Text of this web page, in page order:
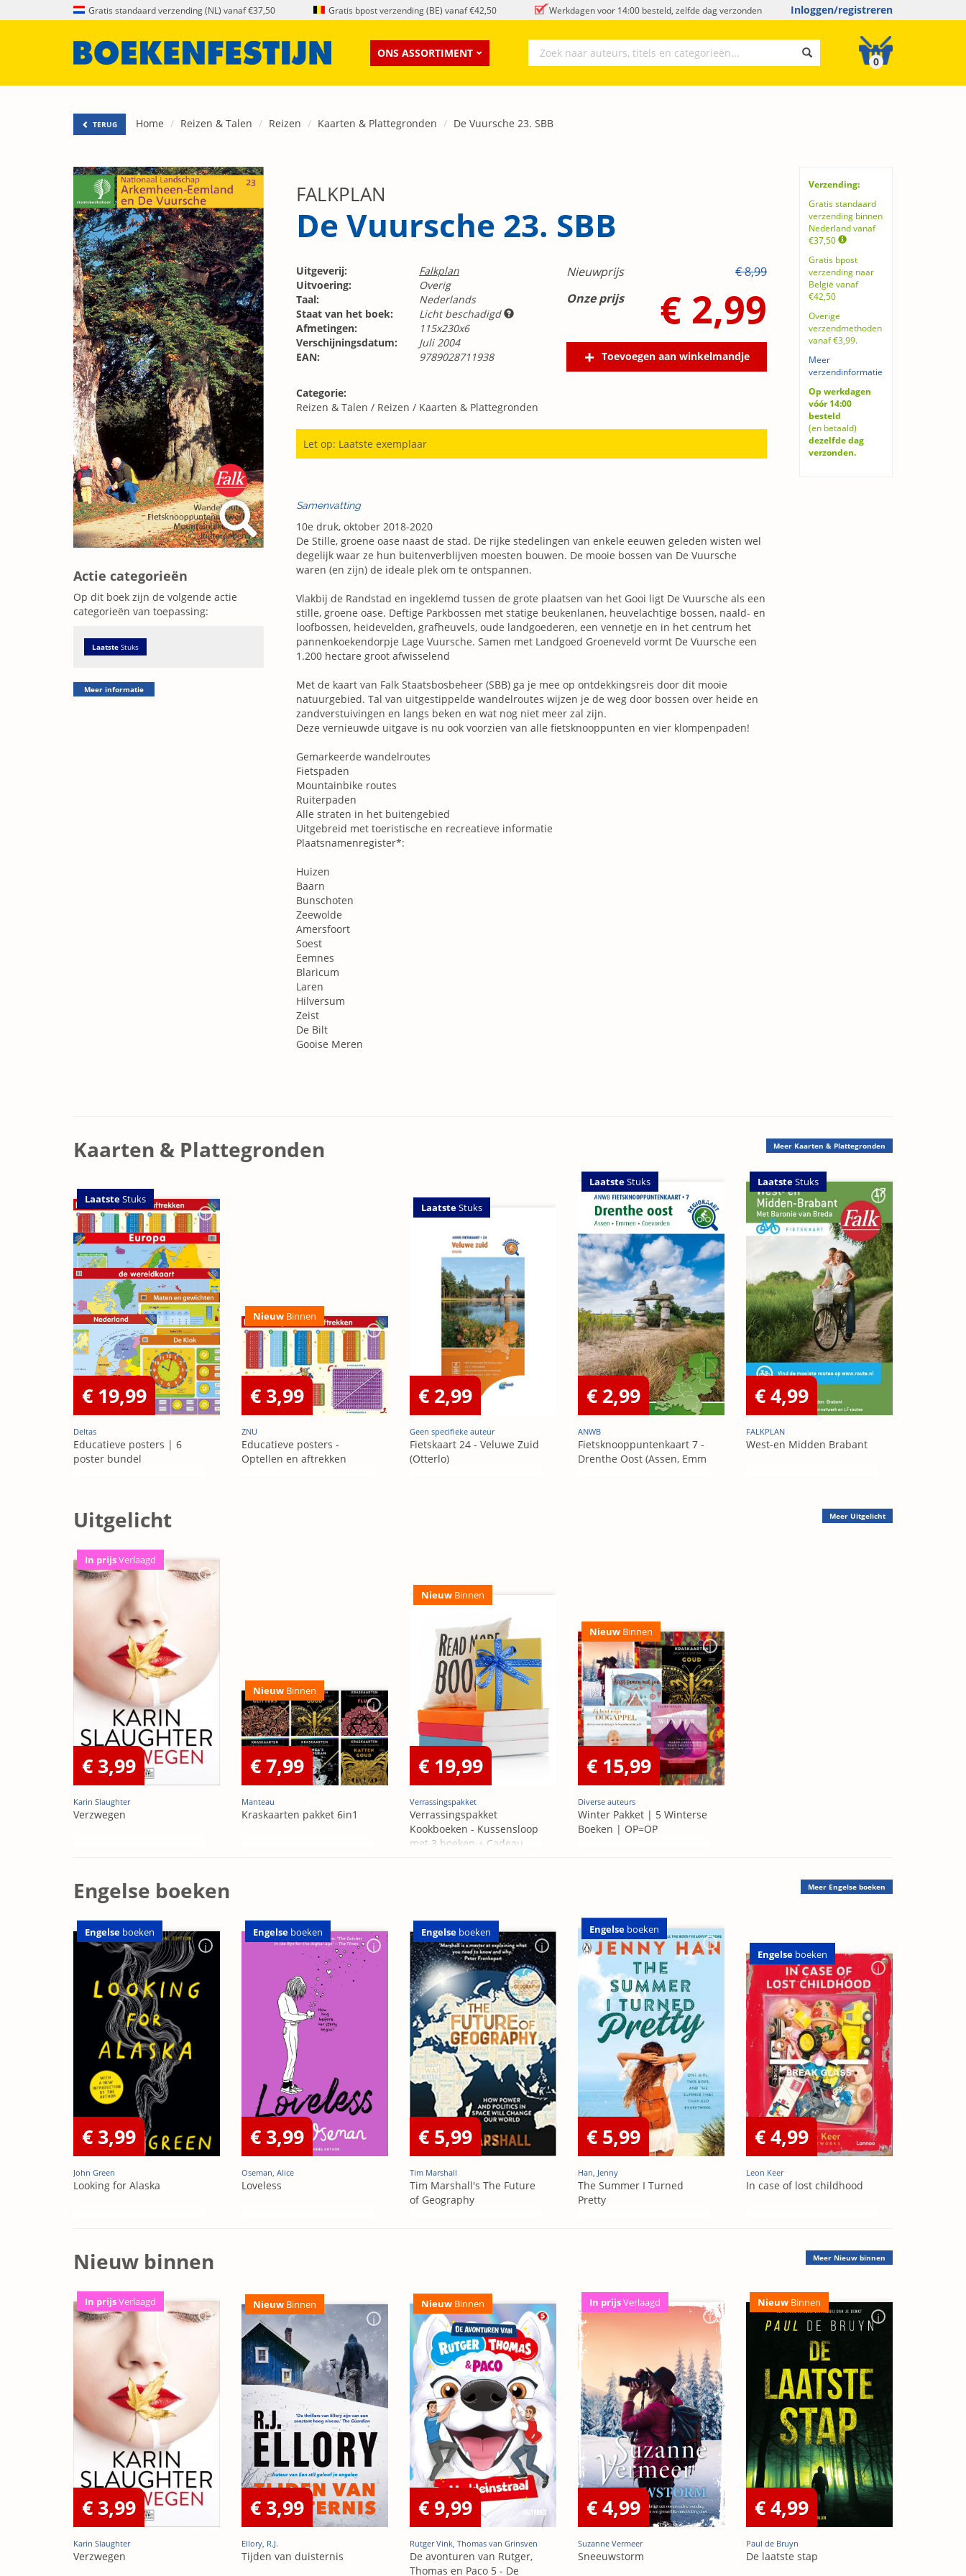
Gratis standaard verzending (NL) vanaf €37,50 Gratis bpost verzending (BE) vanaf €42,50 Werkdagen voor 14:00 besteld, zelfde dag verzonden Inloggen/registreren
ONS ASSORTIMENT
0
TERUG Home Reizen & Talen Reizen Kaarten & Plattegronden De Vuursche 23. SBB
Actie categorieën
Op dit boek zijn de volgende actie
categorieën van toepassing:
Laatste Stuks
Meer informatie
Verzending:
Gratis standaard
verzending binnen
Nederland vanaf
€37,50
Gratis bpost
verzending naar
België vanaf
€42,50
Overige
verzendmethoden
vanaf €3,99.
Meer
verzendinformatie
Op werkdagen
vóór 14:00
besteld
(en betaald)
dezelfde dag
verzonden.
FALKPLAN
De Vuursche 23. SBB
Uitgeverij:
Falkplan
Uitvoering:
Overig
Taal:
Nederlands
Staat van het boek:
Licht beschadigd
Afmetingen:
115x230x6
Verschijningsdatum:
Juli 2004
EAN:
9789028711938
Nieuwprijs
€ 8,99
Onze prijs
€ 2,99
Toevoegen aan winkelmandje
Categorie:
Reizen & Talen / Reizen / Kaarten & Plattegronden
Let op: Laatste exemplaar
Samenvatting
10e druk, oktober 2018-2020
De Stille, groene oase naast de stad. De rijke stedelingen van enkele eeuwen geleden wisten wel
degelijk waar ze hun buitenverblijven moesten bouwen. De mooie bossen van De Vuursche
waren (en zijn) de ideale plek om te ontspannen.
Vlakbij de Randstad en ingeklemd tussen de grote plaatsen van het Gooi ligt De Vuursche als een
stille, groene oase. Deftige Parkbossen met statige beukenlanen, heuvelachtige bossen, naald- en
loofbossen, heidevelden, grafheuvels, oude landgoederen, een vennetje en in het centrum het
pannenkoekendorpje Lage Vuursche. Samen met Landgoed Groeneveld vormt De Vuursche een
1.200 hectare groot afwisselend
Met de kaart van Falk Staatsbosbeheer (SBB) ga je mee op ontdekkingsreis door dit mooie
natuurgebied. Tal van uitgestippelde wandelroutes wijzen je de weg door bossen over heide en
zandverstuivingen en langs beken en wat nog niet meer zal zijn.
Deze vernieuwde uitgave is nu ook voorzien van alle fietsknooppunten en vier klompenpaden!
Gemarkeerde wandelroutes
Fietspaden
Mountainbike routes
Ruiterpaden
Alle straten in het buitengebied
Uitgebreid met toeristische en recreatieve informatie
Plaatsnamenregister*:
Huizen
Baarn
Bunschoten
Zeewolde
Amersfoort
Soest
Eemnes
Blaricum
Laren
Hilversum
Zeist
De Bilt
Gooise Meren
Kaarten & Plattegronden Meer Kaarten & Plattegronden
LaatsteStuks
€ 19,99
Deltas
Educatieve posters | 6
poster bundel
Nieuw Binnen
€ 3,99
ZNU
Educatieve posters -
Optellen en aftrekken
LaatsteStuks
€ 2,99
Geen specifieke auteur
Fietskaart 24 - Veluwe Zuid
(Otterlo)
LaatsteStuks
€ 2,99
ANWB
Fietsknooppuntenkaart 7 -
Drenthe Oost (Assen, Emm
LaatsteStuks
€ 4,99
FALKPLAN
West-en Midden Brabant
Uitgelicht Meer Uitgelicht
In prijsVerlaagd
€ 3,99
Karin Slaughter
Verzwegen
Nieuw Binnen
€ 7,99
Manteau
Kraskaarten pakket 6in1
Nieuw Binnen
€ 19,99
Verrassingspakket
Verrassingspakket
Kookboeken - Kussensloop
met 3 boeken + Cadeau
Nieuw Binnen
€ 15,99
Diverse auteurs
Winter Pakket | 5 Winterse
Boeken | OP=OP
Engelse boeken Meer Engelse boeken
Engelse boeken
€ 3,99
John Green
Looking for Alaska
Engelse boeken
€ 3,99
Oseman, Alice
Loveless
Engelse boeken
€ 5,99
Tim Marshall
Tim Marshall's The Future
of Geography
Engelse boeken
€ 5,99
Han, Jenny
The Summer I Turned
Pretty
Engelse boeken
€ 4,99
Leon Keer
In case of lost childhood
Nieuw binnen Meer Nieuw binnen
In prijsVerlaagd
€ 3,99
Karin Slaughter
Verzwegen
Nieuw Binnen
€ 3,99
Ellory, R.J.
Tijden van duisternis
Nieuw Binnen
€ 9,99
Rutger Vink, Thomas van Grinsven
De avonturen van Rutger,
Thomas en Paco 5 - De
In prijsVerlaagd
€ 4,99
Suzanne Vermeer
Sneeuwstorm
Nieuw Binnen
€ 4,99
Paul de Bruyn
De laatste stap